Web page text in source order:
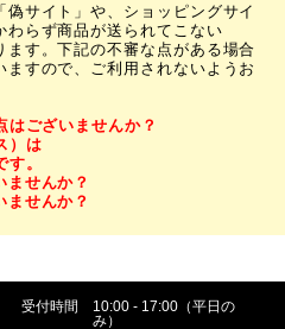
サイト」や、ショッピングサイ
わらず商品が送られてこない
ます。下記の不審な点がある場合
すので、ご利用されないようお
はございませんか？
）は
す。
ませんか？
ませんか？
受付時間
10:00 - 17:00（平日の
み）